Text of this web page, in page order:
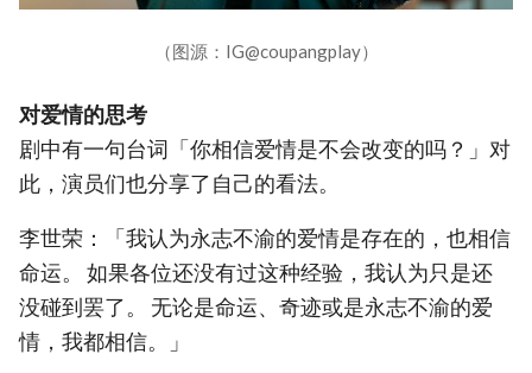
（图源：IG@coupangplay）
对爱情的思考
剧中有一句台词「你相信爱情是不会改变的吗？」对
此，演员们也分享了自己的看法。
李世荣：「我认为永志不渝的爱情是存在的，也相信
命运。 如果各位还没有过这种经验，我认为只是还
没碰到罢了。 无论是命运、奇迹或是永志不渝的爱
情，我都相信。」